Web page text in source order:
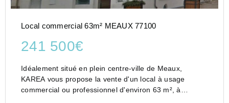
Local commercial 63m² MEAUX 77100
241 500€
Idéalement situé en plein centre-ville de Meaux,
KAREA vous propose la vente d'un local à usage
commercial ou professionnel d'environ 63 m², à